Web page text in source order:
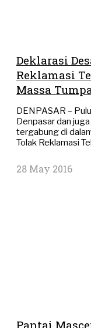
Deklarasi
Reklamasi
Massa
DENPASAR –
Denpasar dan
tergabung di
Tolak Reklamasi
28 May 2016
Pantai